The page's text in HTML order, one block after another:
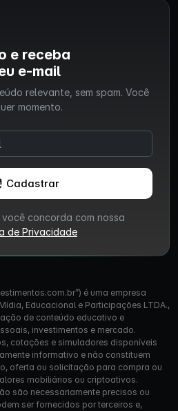
e receba
e-mail
relevante, sem spam. Você
momento.
Cadastrar
concorda com nossa
de Privacidade
é uma empresa
Educacional e Participações LTDA.,
de conteúdo educativo e
investimentos e mercado.
cotações e simuladores disponíveis
informativo e não constituem
oferta ou solicitação para compra ou
mobiliários ou criptoativos.
são necessariamente precisos ou
ser fornecidos por terceiros e,